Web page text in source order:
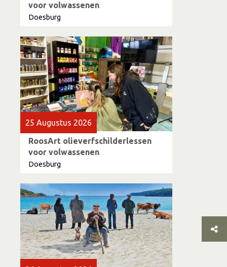
voor volwassenen
Doesburg
25 Augustus 2026
RoosArt olieverfschilderlessen
voor volwassenen
Doesburg